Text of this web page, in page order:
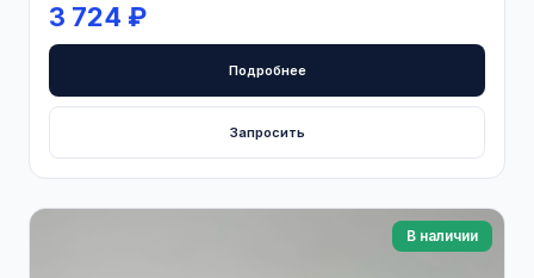
3 724 ₽
Подробнее
Запросить
В наличии